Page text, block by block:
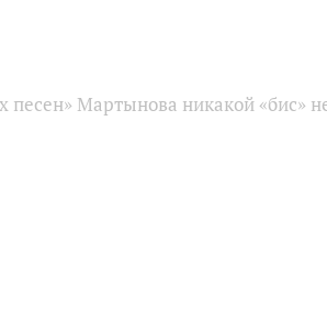
Мартынова никакой «бис»